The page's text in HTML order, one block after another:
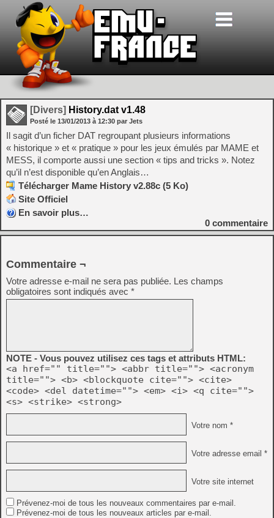
[Divers] History.dat v1.48
Posté le 13/01/2013 à 12:30 par Jets
Il sagit d’un ficher DAT regroupant plusieurs informations
« historique » et « pratique » pour les jeux émulés par MAME et
MESS, il comporte aussi une section « tips and tricks ». Notez
qu’il n’est disponible qu’en Anglais…
Télécharger Mame History v2.88c (5 Ko)
Site Officiel
En savoir plus…
0 commentaire
Commentaire ¬
Votre adresse e-mail ne sera pas publiée. Les champs
obligatoires sont indiqués avec *
NOTE - Vous pouvez utilisez ces tags et attributs HTML:
<a href="" title=""> <abbr title=""> <acronym
title=""> <b> <blockquote cite=""> <cite>
<code> <del datetime=""> <em> <i> <q cite="">
<s> <strike> <strong>
Votre nom *
Votre adresse email *
Votre site internet
Prévenez-moi de tous les nouveaux commentaires par e-mail.
Prévenez-moi de tous les nouveaux articles par e-mail.